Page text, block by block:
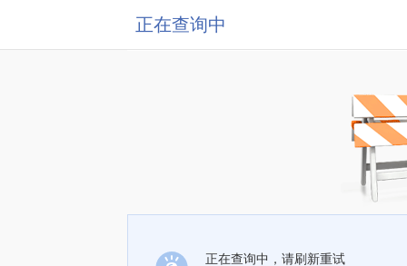
正在查询中
正在查询中，请刷新重试